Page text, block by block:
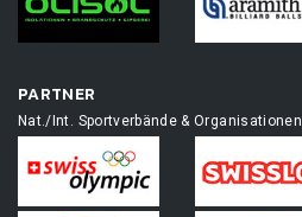
PARTNER
Nat./Int. Sportverbände & Organisationen